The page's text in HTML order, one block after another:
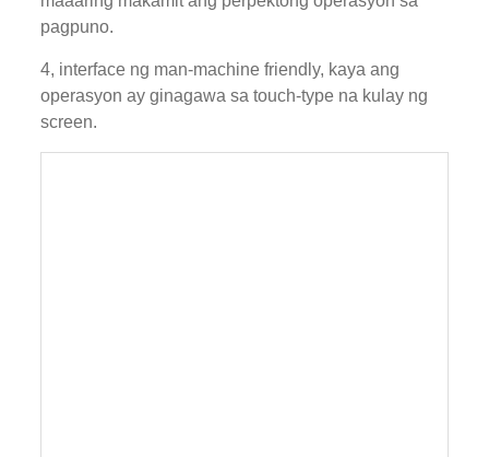
pagpuno.
4, interface ng man-machine friendly, kaya ang
operasyon ay ginagawa sa touch-type na kulay ng
screen.